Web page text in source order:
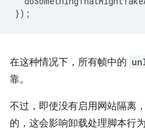
});
在这种情况下，所有帧中的
靠。
不过，即使没有启用网站隔离
的，这会影响卸载处理脚本行